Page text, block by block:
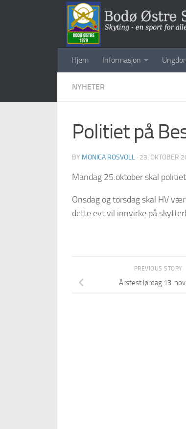
Hjem Informasjon
NYHETER
Politiet på
BY MONICA ROSVOLL · 23. OKTOBER
Mandag 25.oktober skal
Onsdag og torsdag skal HV
dette evt vil innvirke på
PREVIOUS STORY
Årsfest lørdag 13.